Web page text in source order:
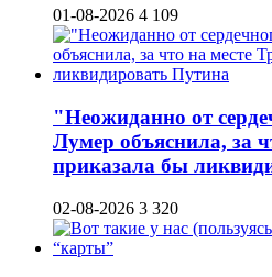
01-08-2026 4 109
"Неожиданно от
Лумер объяснила, за
приказала бы
02-08-2026 3 320